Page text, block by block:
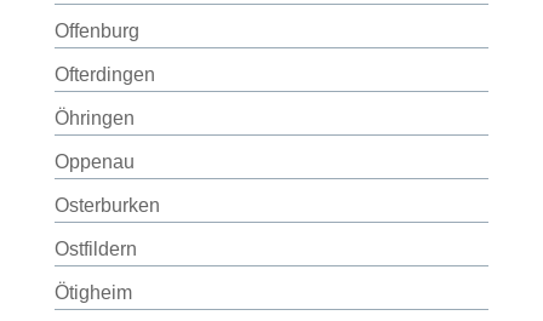
Offenburg
Ofterdingen
Öhringen
Oppenau
Osterburken
Ostfildern
Ötigheim